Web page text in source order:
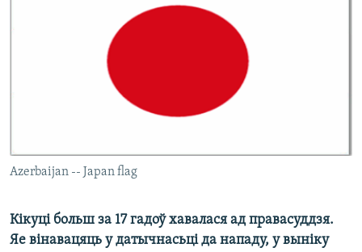
НА ХВАЛЯХ СВАБОДЫ
Azerbaijan -- Japan flag
Кікуці больш за 17 гадоў хавалася ад правасуддзя.
Яе вінавацяць у датычнасьці да нападу, у выніку